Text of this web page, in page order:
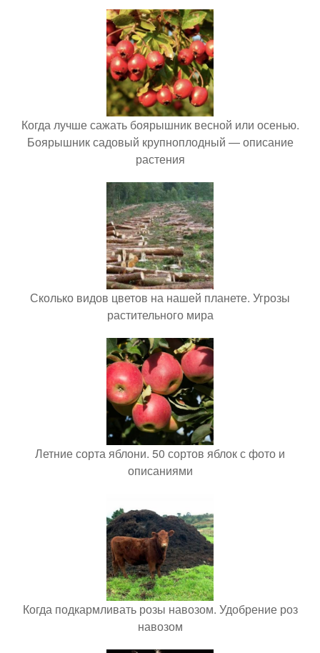
Когда лучше сажать боярышник весной или осенью.
Боярышник садовый крупноплодный — описание
растения
Сколько видов цветов на нашей планете. Угрозы
растительного мира
Летние сорта яблони. 50 сортов яблок с фото и
описаниями
Когда подкармливать розы навозом. Удобрение роз
навозом